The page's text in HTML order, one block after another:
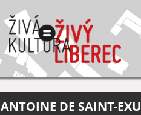
ANTOINE DE SAINT-